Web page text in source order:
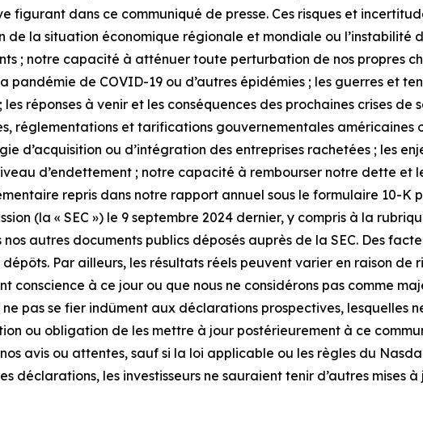
dans ce communiqué de presse. Ces risques et
la situation économique régionale et mondiale ou l’instabilité
; notre capacité à atténuer toute perturbation de nos propres
de COVID-19 ou d’autres épidémies ; les guerres et
réponses à venir et les conséquences des prochaines crises de
réglementations et tarifications gouvernementales américaines
d’acquisition ou d’intégration des entreprises rachetées ; les
d’endettement ; notre capacité à rembourser notre dette et
repris dans notre rapport annuel sous le formulaire 10-K
(la « SEC ») le 9 septembre 2024 dernier, y compris à la
autres documents publics déposés auprès de la SEC. Des
Par ailleurs, les résultats réels peuvent varier en raison de
conscience à ce jour ou que nous ne considérons pas comme
pas se fier indûment aux déclarations prospectives, lesquelles
ou obligation de les mettre à jour postérieurement à ce
avis ou attentes, sauf si la loi applicable ou les règles du
déclarations, les investisseurs ne sauraient tenir d’autres mises